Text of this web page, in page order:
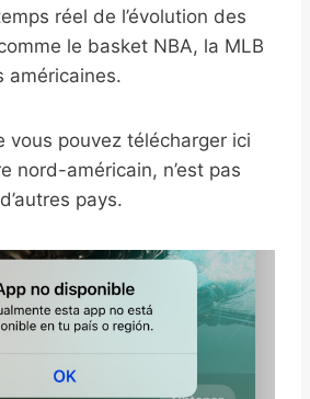
réel de l’évolution des
le basket NBA, la MLB
américaines.
vous pouvez télécharger ici
nord-américain, n’est pas
pays.